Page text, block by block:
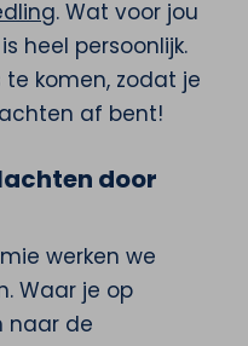
. Wat voor jou
heel persoonlijk.
komen, zodat je
af bent!
door
werken we
Waar je op
naar de